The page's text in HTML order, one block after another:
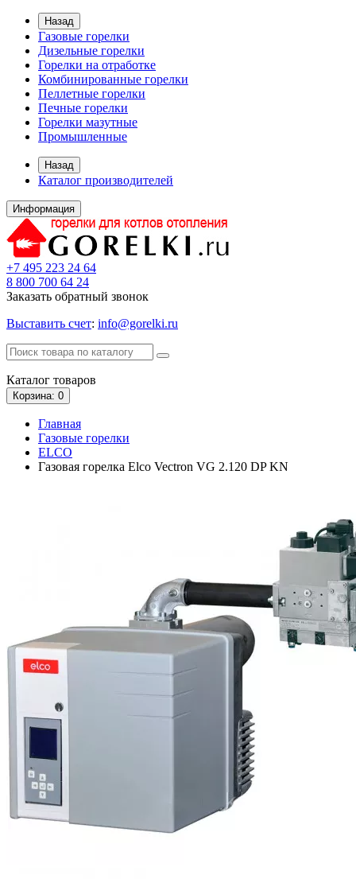
Назад
Газовые горелки
Дизельные горелки
Горелки на отработке
Комбинированные горелки
Пеллетные горелки
Печные горелки
Горелки мазутные
Промышленные
Назад
Каталог производителей
Информация
+7 495 223 24 64
8 800 700 64 24
Заказать обратный звонок
Выставить счет: info@gorelki.ru
Каталог товаров
Корзина: 0
Главная
Газовые горелки
ELCO
Газовая горелка Elco Vectron VG 2.120 DP KN